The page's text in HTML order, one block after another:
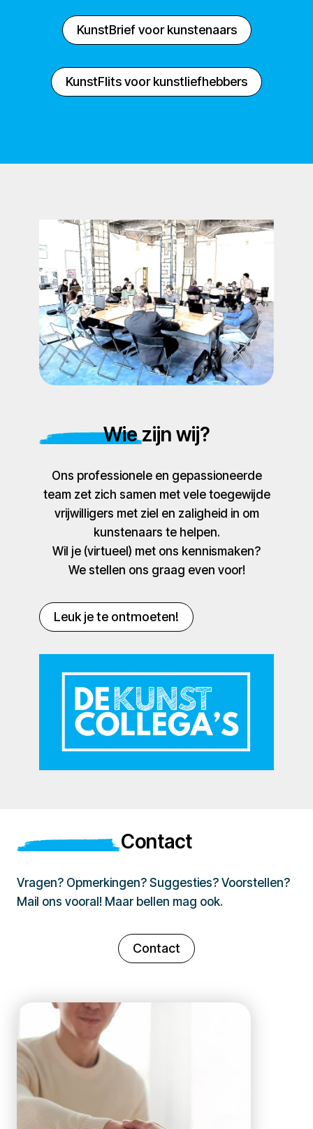
KunstBrief voor kunstenaars
KunstFlits voor kunstliefhebbers
Wie zijn wij?
Ons professionele en gepassioneerde
team zet zich samen met vele toegewijde
vrijwilligers met ziel en zaligheid in om
kunstenaars te helpen.
Wil je (virtueel) met ons kennismaken?
We stellen ons graag even voor!
Leuk je te ontmoeten!
Contact
Vragen? Opmerkingen? Suggesties? Voorstellen?
Mail ons vooral! Maar bellen mag ook.
Contact